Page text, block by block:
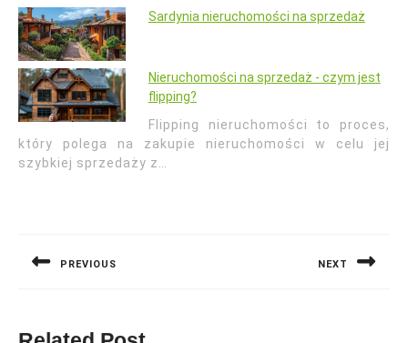
Sardynia nieruchomości na sprzedaż
Nieruchomości na sprzedaż - czym jest
flipping?
Flipping nieruchomości to proces,
który polega na zakupie nieruchomości w celu jej
szybkiej sprzedaży z…
PREVIOUS NEXT